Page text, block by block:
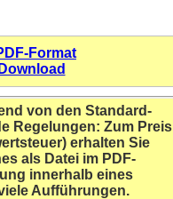
Format
von den Standard-
Regelungen: Zum Preis
erhalten Sie
als Datei im PDF-
innerhalb eines
Aufführungen.